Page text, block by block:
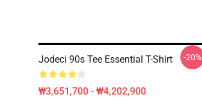
Jodeci 90s Tee Essential T-Shirt
₩3,651,700 - ₩4,202,900
-20%